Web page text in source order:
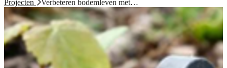
Projecten Verbeteren bodemleven met…